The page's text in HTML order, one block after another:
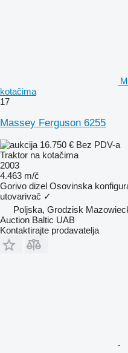
kotačima
17
Massey Ferguson 6255
16.750 € Bez PDV-a
Traktor na kotačima
2003
4.463 m/č
Gorivo dizel Osovinska
utovarivač ✓
Poljska, Grodzisk
Auction Baltic UAB
Kontaktirajte prodavatelja